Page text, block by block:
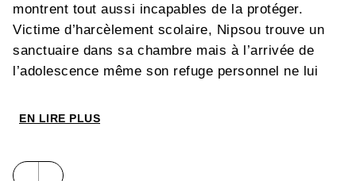
montrent tout aussi incapables de la protéger.
Victime d’harcèlement scolaire, Nipsou trouve un
sanctuaire dans sa chambre mais à l’arrivée de
l’adolescence même son refuge personnel ne lui
maison livrée à elle-même. Après la colère, le
de se construire un avenir loin de son
EN LIRE PLUS